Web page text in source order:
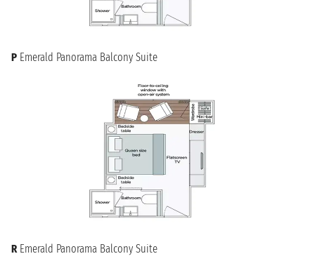
P Emerald Panorama Balcony Suite
R Emerald Panorama Balcony Suite